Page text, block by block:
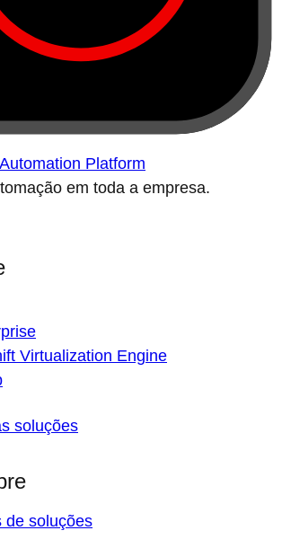
Platform
em toda a empresa.
Virtualization Engine
soluções
de soluções